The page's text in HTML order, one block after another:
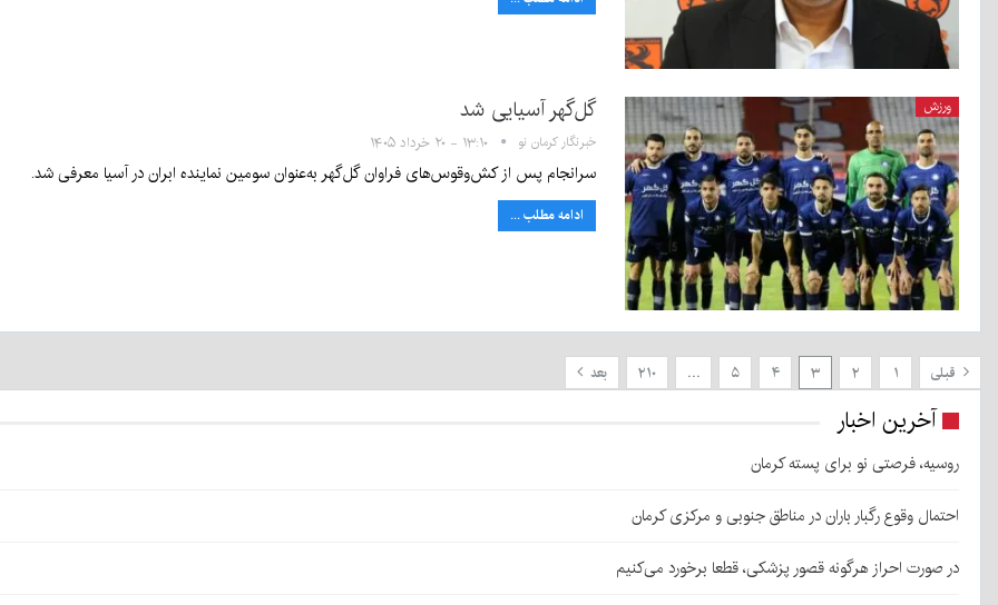
ورزش گل‌گهر آسیایی شد
خبرنگار کرمان نو ۱۳:۱۰ - ۲۰ خرداد ۱۴۰۵
سرانجام پس از کش‌وقوس‌های فراوان گل‌گهر به‌عنوان سومین نماینده ابران در آسیا معرفی شد.
ادامه مطلب ...
قبلی ۱ ۲ ۳ ۴ ۵ … ۲۱۰ بعد
آخرین اخبار
روسیه، فرصتی نو برای پسته کرمان
احتمال وقوع رگبار باران در مناطق جنوبی و مرکزی کرمان
در صورت احراز هرگونه قصور پزشکی، قطعا برخورد می‌کنیم